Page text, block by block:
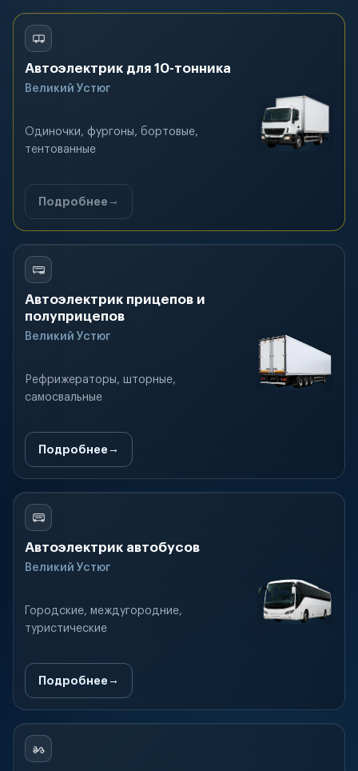
Автоэлектрик для 10-тонника
Великий Устюг
Одиночки, фургоны, бортовые,
тентованные
Подробнее
Автоэлектрик прицепов и
полуприцепов
Великий Устюг
Рефрижераторы, шторные,
самосвальные
Подробнее
Автоэлектрик автобусов
Великий Устюг
Городские, междугородние,
туристические
Подробнее